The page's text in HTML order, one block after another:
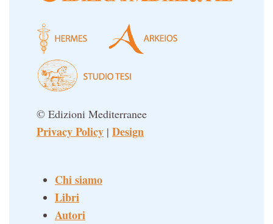
© Edizioni Mediterranee
Privacy Policy | Design
Chi siamo
Libri
Autori